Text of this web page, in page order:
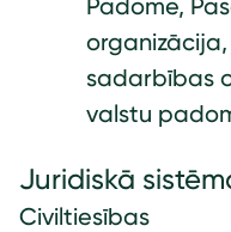
Padome,
organizācija,
sadarbības
valstu
Juridiskā
Civiltiesības